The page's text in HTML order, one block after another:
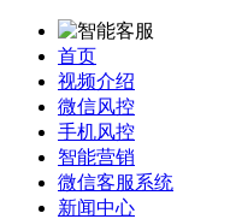
首页
视频介绍
微信风控
手机风控
智能营销
微信客服系统
新闻中心